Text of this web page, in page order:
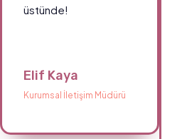
üstünde!
Elif Kaya
Kurumsal İletişim Müdürü